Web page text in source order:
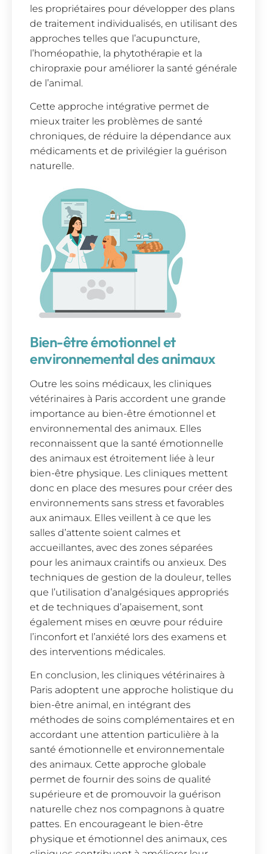
les propriétaires pour développer des plans
de traitement individualisés, en utilisant des
approches telles que l’acupuncture,
l’homéopathie, la phytothérapie et la
chiropraxie pour améliorer la santé générale
de l’animal.
Cette approche intégrative permet de
mieux traiter les problèmes de santé
chroniques, de réduire la dépendance aux
médicaments et de privilégier la guérison
naturelle.
Bien-être émotionnel et
environnemental des animaux
Outre les soins médicaux, les cliniques
vétérinaires à Paris accordent une grande
importance au bien-être émotionnel et
environnemental des animaux. Elles
reconnaissent que la santé émotionnelle
des animaux est étroitement liée à leur
bien-être physique. Les cliniques mettent
donc en place des mesures pour créer des
environnements sans stress et favorables
aux animaux. Elles veillent à ce que les
salles d’attente soient calmes et
accueillantes, avec des zones séparées
pour les animaux craintifs ou anxieux. Des
techniques de gestion de la douleur, telles
que l’utilisation d’analgésiques appropriés
et de techniques d’apaisement, sont
également mises en œuvre pour réduire
l’inconfort et l’anxiété lors des examens et
des interventions médicales.
En conclusion, les cliniques vétérinaires à
Paris adoptent une approche holistique du
bien-être animal, en intégrant des
méthodes de soins complémentaires et en
accordant une attention particulière à la
santé émotionnelle et environnementale
des animaux. Cette approche globale
permet de fournir des soins de qualité
supérieure et de promouvoir la guérison
naturelle chez nos compagnons à quatre
pattes. En encourageant le bien-être
physique et émotionnel des animaux, ces